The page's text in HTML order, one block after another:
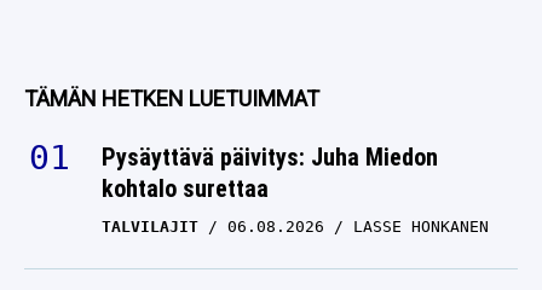
TÄMÄN HETKEN LUETUIMMAT
Pysäyttävä päivitys: Juha Miedon
kohtalo surettaa
TALVILAJIT 06.08.2026 LASSE HONKANEN